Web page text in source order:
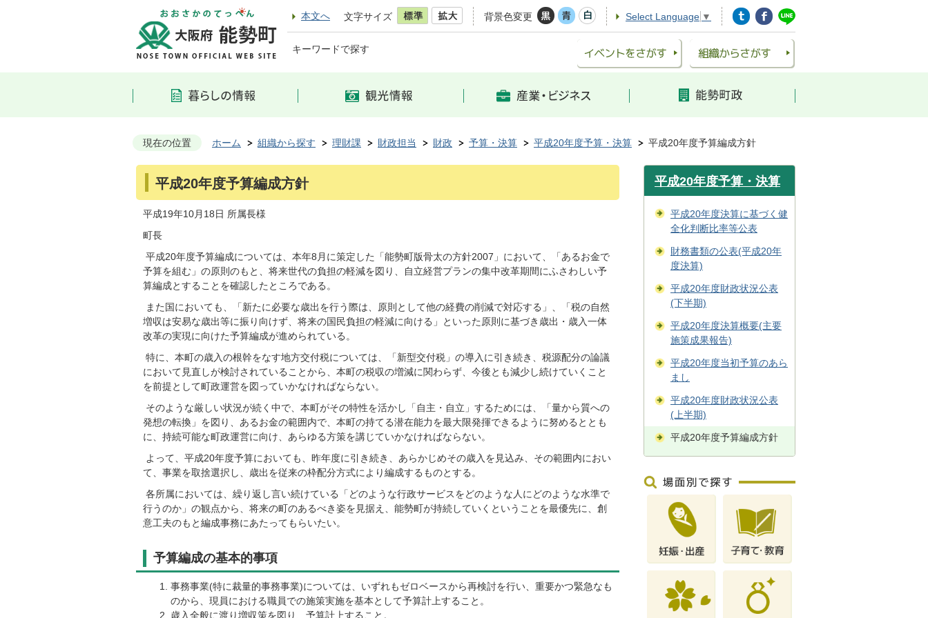
本文へ 文字サイズ 背景色変更 Select Language ▼
キーワードで探す
現在の位置 ホーム 組織から探す 理財課 財政担当 財政 予算・決算 平成20年度予算・決算 平成20年度予算編成方針
平成20年度予算編成方針
平成19年10月18日 所属長様
町長
平成20年度予算編成については、本年8月に策定した「能勢町版骨太の方針2007」において、「あるお金で
予算を組む」の原則のもと、将来世代の負担の軽減を図り、自立経営プランの集中改革期間にふさわしい予
算編成とすることを確認したところである。
また国においても、「新たに必要な歳出を行う際は、原則として他の経費の削減で対応する」、「税の自然
増収は安易な歳出等に振り向けず、将来の国民負担の軽減に向ける」といった原則に基づき歳出・歳入一体
改革の実現に向けた予算編成が進められている。
特に、本町の歳入の根幹をなす地方交付税については、「新型交付税」の導入に引き続き、税源配分の論議
において見直しが検討されていることから、本町の税収の増減に関わらず、今後とも減少し続けていくこと
を前提として町政運営を図っていかなければならない。
そのような厳しい状況が続く中で、本町がその特性を活かし「自主・自立」するためには、「量から質への
発想の転換」を図り、あるお金の範囲内で、本町の持てる潜在能力を最大限発揮できるように努めるととも
に、持続可能な町政運営に向け、あらゆる方策を講じていかなければならない。
よって、平成20年度予算においても、昨年度に引き続き、あらかじめその歳入を見込み、その範囲内におい
て、事業を取捨選択し、歳出を従来の枠配分方式により編成するものとする。
各所属においては、繰り返し言い続けている「どのような行政サービスをどのような人にどのような水準で
行うのか」の観点から、将来の町のあるべき姿を見据え、能勢町が持続していくということを最優先に、創
意工夫のもと編成事務にあたってもらいたい。
予算編成の基本的事項
事務事業(特に裁量的事務事業)については、いずれもゼロベースから再検討を行い、重要かつ緊急なも
のから、現員における職員での施策実施を基本として予算計上すること。
歳入全般に渡り増収策を図り、予算計上すること。
平成20年度予算・決算
平成20年度決算に基づく健
全化判断比率等公表
財務書類の公表(平成20年
度決算)
平成20年度財政状況公表
(下半期)
平成20年度決算概要(主要
施策成果報告)
平成20年度当初予算のあら
まし
平成20年度財政状況公表
(上半期)
平成20年度予算編成方針